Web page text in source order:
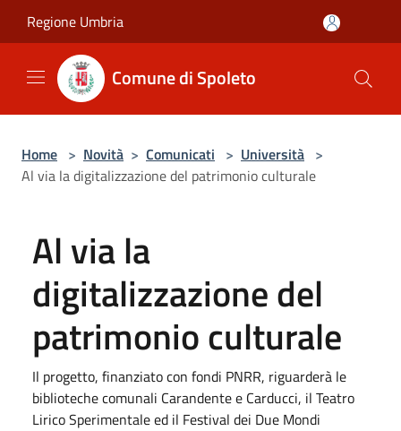
Regione Umbria
Comune di Spoleto
Home > Novità > Comunicati > Università >
Al via la digitalizzazione del patrimonio culturale
Al via la
digitalizzazione del
patrimonio culturale
Il progetto, finanziato con fondi PNRR, riguarderà le
biblioteche comunali Carandente e Carducci, il Teatro
Lirico Sperimentale ed il Festival dei Due Mondi